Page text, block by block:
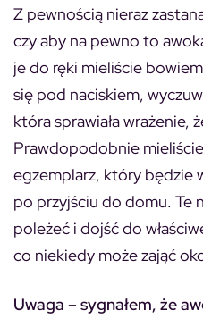
Z pewnością nieraz
czy aby na pewno to
je do ręki mieliście
się pod naciskiem,
która sprawiała wrażenie,
Prawdopodobnie mieliście
egzemplarz, który będzie
po przyjściu do domu. Te
poleżeć i dojść do
co niekiedy może zająć
Uwaga – sygnałem, że